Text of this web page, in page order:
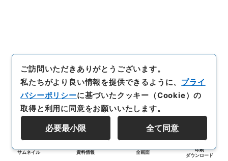
サムネイル 資料情報 全画面
印刷
ダウンロード
ご訪問いただきありがとうございます。
私たちがより良い情報を提供できるように、 プライ
バシーポリシーに基づいたクッキー（Cookie）の
取得と利用に同意をお願いいたします。
必要最小限 全て同意